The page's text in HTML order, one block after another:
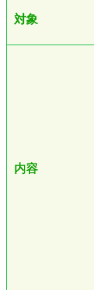
対象
内容